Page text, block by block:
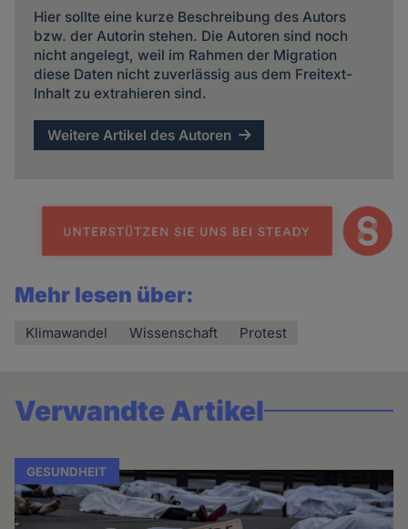
Hier sollte eine kurze Beschreibung des Autors
bzw. der Autorin stehen. Die Autoren sind noch
nicht angelegt, weil im Rahmen der Migration
diese Daten nicht zuverlässig aus dem Freitext-
Inhalt zu extrahieren sind.
Weitere Artikel des Autoren
Mehr lesen über:
Klimawandel Wissenschaft Protest
Verwandte Artikel
GESUNDHEIT